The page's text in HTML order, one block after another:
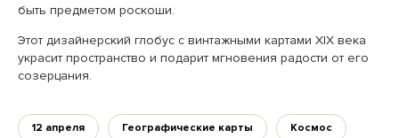
быть предметом роскоши.
Этот дизайнерский глобус с винтажными картами XIX века
украсит пространство и подарит мгновения радости от его
созерцания.
12 апреля Географические карты Космос